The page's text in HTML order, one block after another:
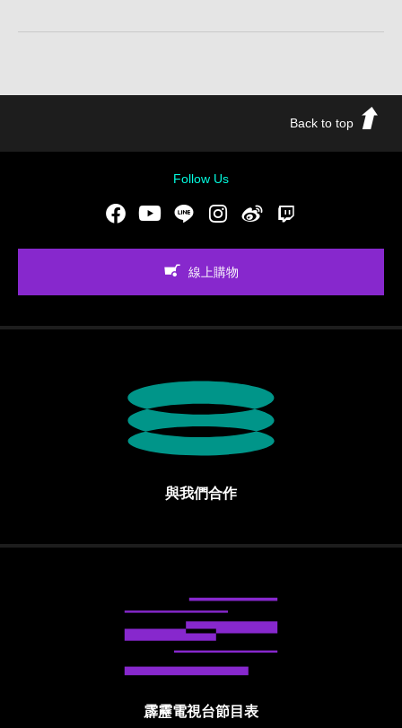
Back to top
Follow Us
FacebookYoutubeLINE Instgram新浪微博
線上購物
與我們合作
霹靂電視台節目表